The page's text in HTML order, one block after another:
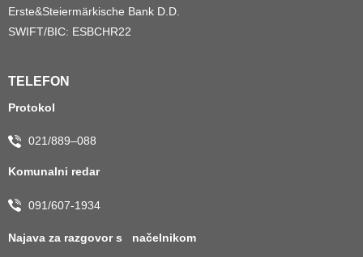
Erste&Steiermärkische Bank D.D.
SWIFT/BIC: ESBCHR22
TELEFON
Protokol
021/889–088
Komunalni redar
091/607-1934
Najava za razgovor s načelnikom